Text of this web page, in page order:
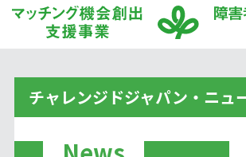
チャレンジドジャパン・ニュ